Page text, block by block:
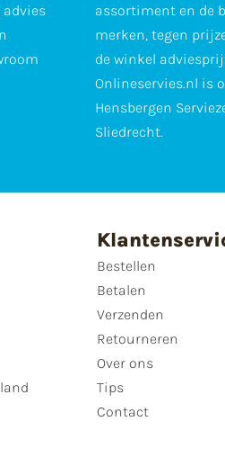
assortiment en de
merken, tegen
de winkel
Onlineservies.nl is
Hensbergen
Sliedrecht.
Bestellen
Betalen
Verzenden
Retourneren
Over ons
Tips
Contact